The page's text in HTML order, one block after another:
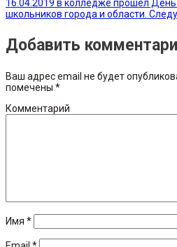
16.04.2019 в колледже прошёл
школьников города и области.
Добавить
Ваш адрес email не будет
помечены *
Комментарий
Имя *